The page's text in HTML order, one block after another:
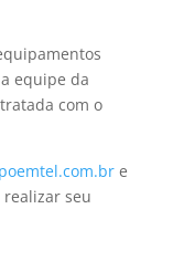
equipe da
com o
e
seu